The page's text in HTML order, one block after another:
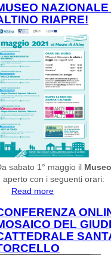
RIAPRE!
sabato 1° maggio il
aperto con i seguenti orari:
Read more
DEL